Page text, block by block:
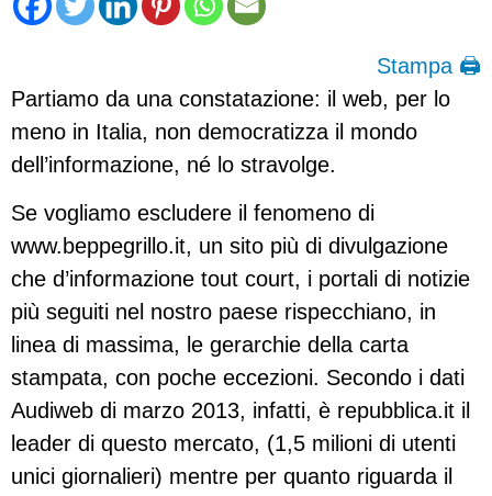
Stampa 🖨
Partiamo da una constatazione: il web, per lo
meno in Italia, non democratizza il mondo
dell’informazione, né lo stravolge.
Se vogliamo escludere il fenomeno di
www.beppegrillo.it, un sito più di divulgazione
che d’informazione tout court, i portali di notizie
più seguiti nel nostro paese rispecchiano, in
linea di massima, le gerarchie della carta
stampata, con poche eccezioni. Secondo i dati
Audiweb di marzo 2013, infatti, è repubblica.it il
leader di questo mercato, (1,5 milioni di utenti
unici giornalieri) mentre per quanto riguarda il